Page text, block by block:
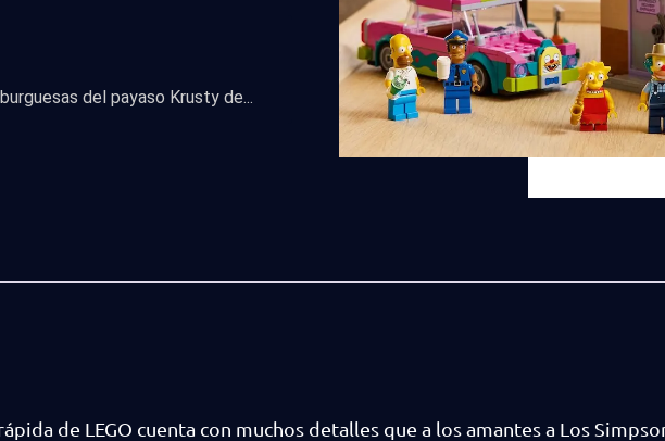
del payaso Krusty de...
de LEGO cuenta con muchos detalles que a los amantes a Los